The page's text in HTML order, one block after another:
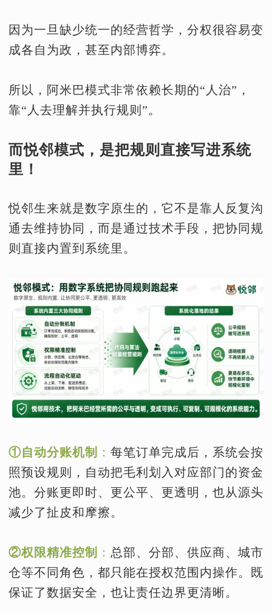
因为一旦缺少统一的经营哲学，分权很容易变
成各自为政，甚至内部博弈。
所以，阿米巴模式非常依赖长期的“人治”，
靠“人去理解并执行规则”。
而悦邻模式，是把规则直接写进系统
里！
悦邻生来就是数字原生的，它不是靠人反复沟
通去维持协同，而是通过技术手段，把协同规
则直接内置到系统里。
①自动分账机制 ： 每笔订单完成后，系统会按
照预设规则，自动把毛利划入对应部门的资金
池。分账更即时、更公平、更透明，也从源头
减少了扯皮和摩擦。
②权限精准控制 ： 总部、分部、供应商、城市
仓等不同角色，都只能在授权范围内操作。既
保证了数据安全，也让责任边界更清晰。